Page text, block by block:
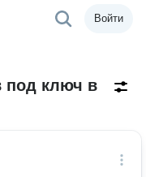
Войти
под ключ в